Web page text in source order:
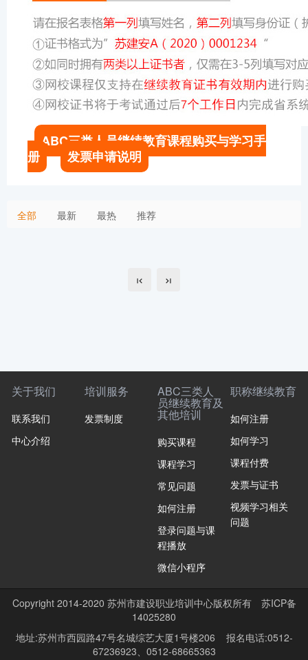
ABC三类人员继续教育课程购买与学习手
册
发票申请说明
全部 最新 最热 推荐
关于我们
联系我们
中心介绍
培训服务
发票制度
ABC三类人
员继续教育及
其他培训
购买课程
课程学习
常见问题
如何注册
登录问题与课
程播放
微信小程序
职称继续教育
如何注册
如何学习
课程付费
发票与证书
视频学习相关
问题
Copyright 2014-2020 苏州市建设职业培训中心版权所有
苏ICP备
14025280
地址:苏州市西园路47号名城综艺大厦1号楼206 报名电话:0512-
67236923、0512-68665363